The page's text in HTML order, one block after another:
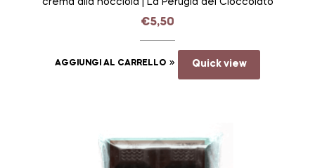
€5,50
AGGIUNGI AL CARRELLO Quick view